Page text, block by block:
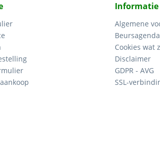
Informatie
Algemene
Beursagenda
Cookies wat
Disclaimer
GDPR - AVG
SSL-